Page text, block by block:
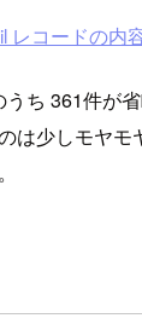
レコードの内
ち 361件が
は少しモヤモ